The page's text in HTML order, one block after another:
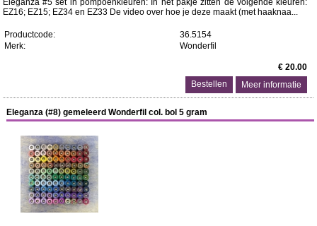
Eleganza #5 set in pompoenkleuren: In het pakje zitten de volgende kleuren:
EZ16; EZ15; EZ34 en EZ33 De video over hoe je deze maakt (met haaknaa...
Productcode:
36.5154
Merk:
Wonderfil
€ 20.00
Meer informatie
Eleganza (#8) gemeleerd Wonderfil col. bol 5 gram